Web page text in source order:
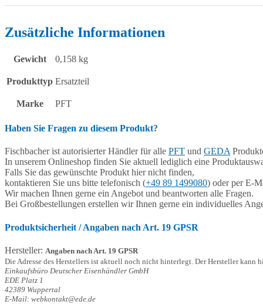
Zusätzliche Informationen
Gewicht 0,158 kg
Produkttyp Ersatzteil
Marke PFT
Haben Sie Fragen zu diesem Produkt?
Fischbacher ist autorisierter Händler für alle PFT und GEDA
In unserem Onlineshop finden Sie aktuell lediglich eine
Falls Sie das gewünschte Produkt hier nicht finden,
kontaktieren Sie uns bitte telefonisch (+49 89 1499080) oder per E-
Wir machen Ihnen gerne ein Angebot und beantworten alle Fragen.
Bei Großbestellungen erstellen wir Ihnen gerne ein individuelles
Produktsicherheit / Angaben nach Art. 19 GPSR
Hersteller: Angaben nach Art. 19 GPSR
Die Adresse des Herstellers ist aktuell noch nicht hinterlegt. Der Hersteller kann
Einkaufsbüro Deutscher Eisenhändler GmbH
EDE Platz 1
42389 Wuppertal
E-Mail: webkontakt@ede.de